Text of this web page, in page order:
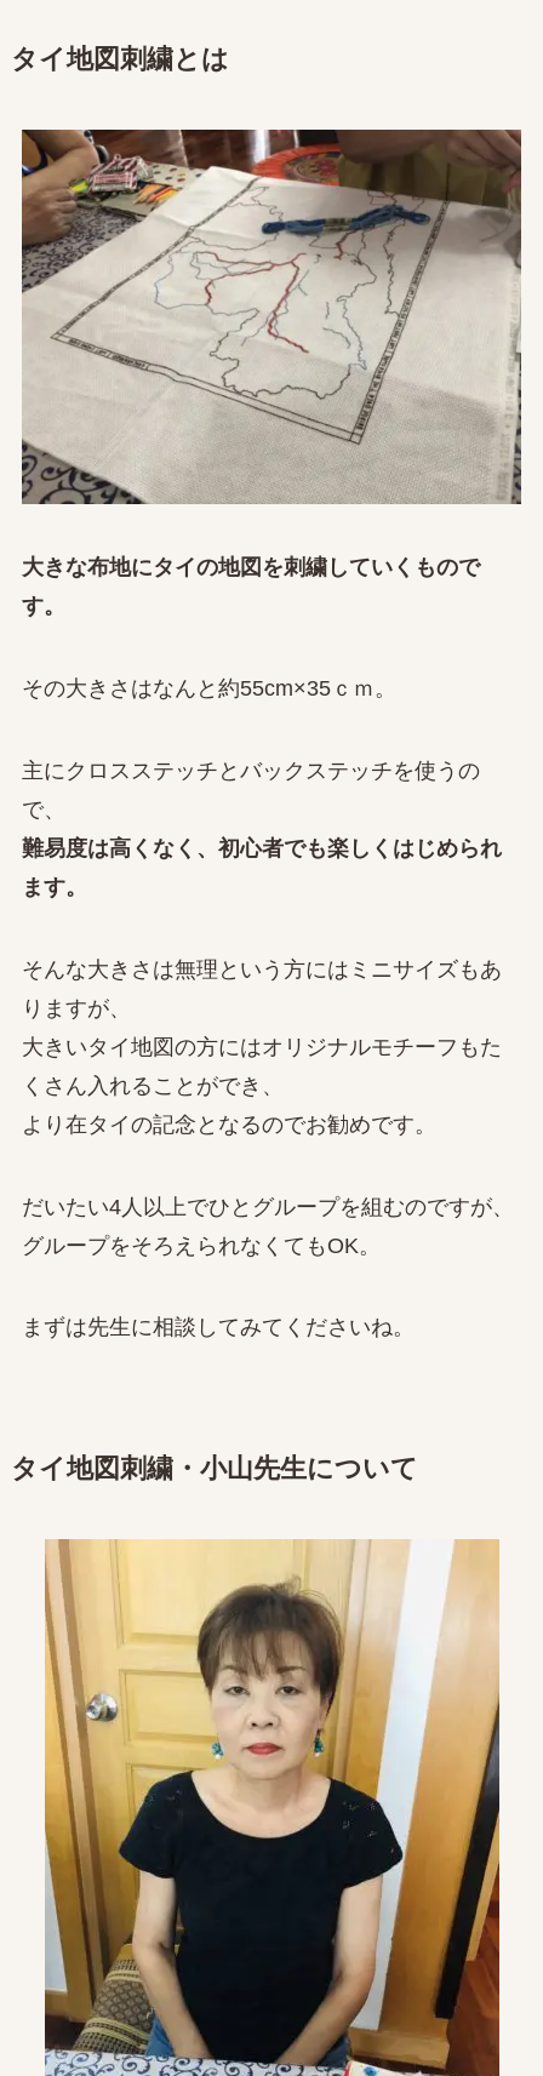
タイ地図刺繍とは
大きな布地にタイの地図を刺繍していくもので
す。
その大きさはなんと約55cm×35ｃｍ。
主にクロスステッチとバックステッチを使うの
で、
難易度は高くなく、初心者でも楽しくはじめられ
ます。
そんな大きさは無理という方にはミニサイズもあ
りますが、
大きいタイ地図の方にはオリジナルモチーフもた
くさん入れることができ、
より在タイの記念となるのでお勧めです。
だいたい4人以上でひとグループを組むのですが、
グループをそろえられなくてもOK。
まずは先生に相談してみてくださいね。
タイ地図刺繍・小山先生について